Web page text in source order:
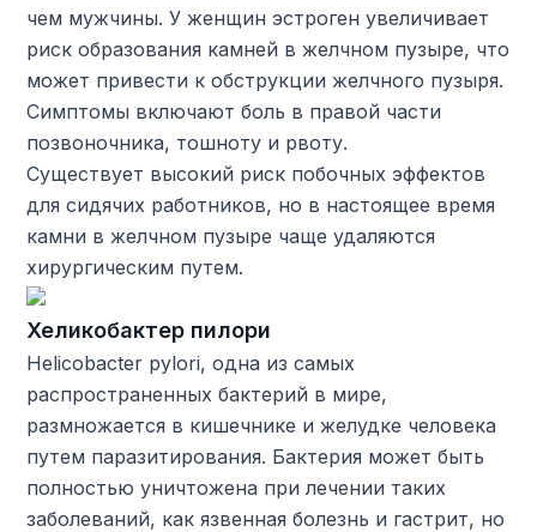
чем мужчины. У женщин эстроген увеличивает
риск образования камней в желчном пузыре, что
может привести к обструкции желчного пузыря.
Симптомы включают боль в правой части
позвоночника, тошноту и рвоту.
Существует высокий риск побочных эффектов
для сидячих работников, но в настоящее время
камни в желчном пузыре чаще удаляются
хирургическим путем.
Хеликобактер пилори
Helicobacter pylori, одна из самых
распространенных бактерий в мире,
размножается в кишечнике и желудке человека
путем паразитирования. Бактерия может быть
полностью уничтожена при лечении таких
заболеваний, как язвенная болезнь и гастрит, но